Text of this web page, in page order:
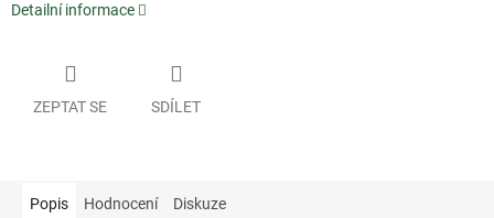
Detailní informace
ZEPTAT SE SDÍLET
Popis Hodnocení Diskuze